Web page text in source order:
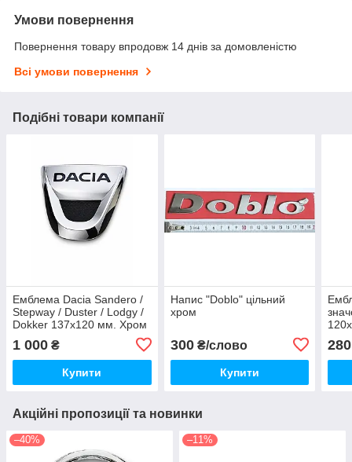
Умови повернення
Повернення товару впродовж 14 днів за домовленістю
Всі умови повернення
Подібні товари компанії
Емблема Dacia Sandero /
Stepway / Duster / Lodgy /
Dokker 137х120 мм. Хром
1 000 ₴
Купити
Напис "Doblo" цільний
хром
300₴/слово
Купити
280
Акційні пропозиції та новинки
–40% –11%